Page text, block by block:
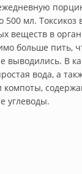
500 мл. Токсикоз
веществ в
больше пить,
выводились. В
вода, а
компоты,
углеводы.